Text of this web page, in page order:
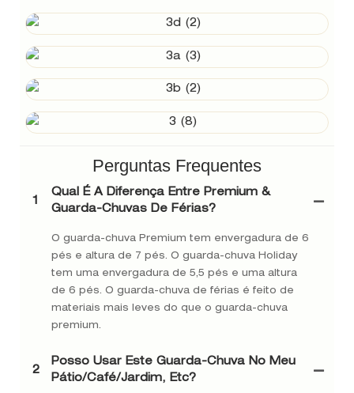
Perguntas Frequentes
1
Qual É A Diferença Entre Premium &
Guarda-Chuvas De Férias?
O guarda-chuva Premium tem envergadura de 6
pés e altura de 7 pés. O guarda-chuva Holiday
tem uma envergadura de 5,5 pés e uma altura
de 6 pés. O guarda-chuva de férias é feito de
materiais mais leves do que o guarda-chuva
premium.
2
Posso Usar Este Guarda-Chuva No Meu
Pátio/café/jardim, Etc?